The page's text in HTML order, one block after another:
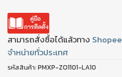
สามารถสั่งซื้อได้แล้วทาง Shopee
จำหน่ายทั่วประเทศ
รหัสสินค้า:PMXP-ZO1101-LA10